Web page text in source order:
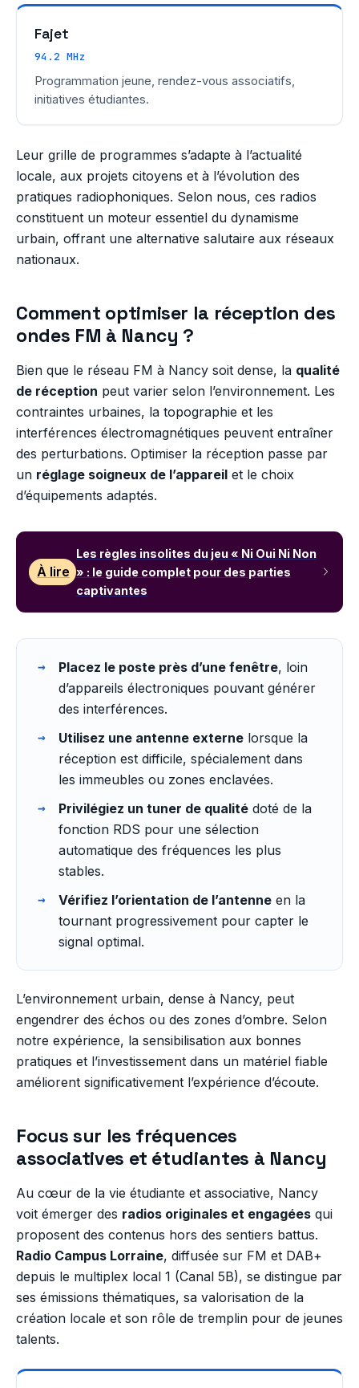
Fajet
94.2 MHz
Programmation jeune, rendez-vous associatifs,
initiatives étudiantes.
Leur grille de programmes s’adapte à l’actualité
locale, aux projets citoyens et à l’évolution des
pratiques radiophoniques. Selon nous, ces radios
constituent un moteur essentiel du dynamisme
urbain, offrant une alternative salutaire aux réseaux
nationaux.
Comment optimiser la réception des
ondes FM à Nancy ?
Bien que le réseau FM à Nancy soit dense, la qualité
de réception peut varier selon l’environnement. Les
contraintes urbaines, la topographie et les
interférences électromagnétiques peuvent entraîner
des perturbations. Optimiser la réception passe par
un réglage soigneux de l’appareil et le choix
d’équipements adaptés.
À lire
Les règles insolites du jeu « Ni Oui Ni Non
» : le guide complet pour des parties
captivantes
Placez le poste près d’une fenêtre, loin
d’appareils électroniques pouvant générer
des interférences.
Utilisez une antenne externe lorsque la
réception est difficile, spécialement dans
les immeubles ou zones enclavées.
Privilégiez un tuner de qualité doté de la
fonction RDS pour une sélection
automatique des fréquences les plus
stables.
Vérifiez l’orientation de l’antenne en la
tournant progressivement pour capter le
signal optimal.
L’environnement urbain, dense à Nancy, peut
engendrer des échos ou des zones d’ombre. Selon
notre expérience, la sensibilisation aux bonnes
pratiques et l’investissement dans un matériel fiable
améliorent significativement l’expérience d’écoute.
Focus sur les fréquences
associatives et étudiantes à Nancy
Au cœur de la vie étudiante et associative, Nancy
voit émerger des radios originales et engagées qui
proposent des contenus hors des sentiers battus.
Radio Campus Lorraine, diffusée sur FM et DAB+
depuis le multiplex local 1 (Canal 5B), se distingue par
ses émissions thématiques, sa valorisation de la
création locale et son rôle de tremplin pour de jeunes
talents.